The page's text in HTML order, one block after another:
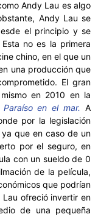
Andy Lau es algo
Andy Lau se
el principio y se
no es la primera
chino, en el que un
una producción que
El gran
en 2010 en la
Paraíso en el mar.A
por la legislación
que en caso de un
por el seguro, en
con un sueldo de 0
de la película,
que podrían
ofreció invertir en
de una pequeña